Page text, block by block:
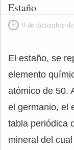
Estaño
9 de diciembre
El estaño, se
elemento
atómico de 50.
el germanio, el
tabla periódica
mineral del